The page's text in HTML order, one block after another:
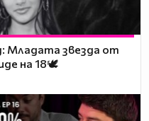
Младата звезда от
на 18🕊️